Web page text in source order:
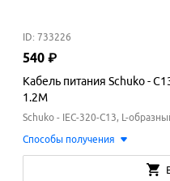
ID: 733226
540 ₽
Кабель питания Schuko -
1.2M
Schuko - IEC-320-C13, L-
Способы получения